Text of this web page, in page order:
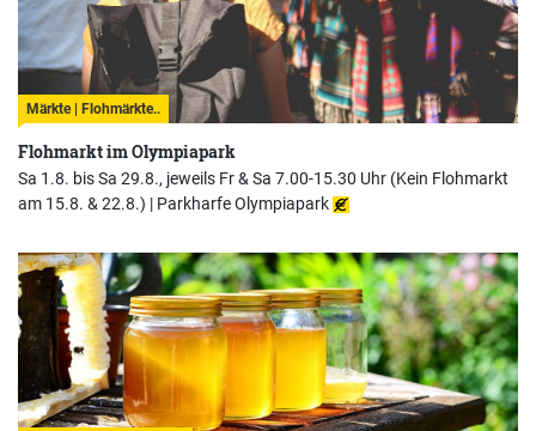
Märkte | Flohmärkte..
Flohmarkt im Olympiapark
Sa 1.8. bis Sa 29.8., jeweils Fr & Sa 7.00-15.30 Uhr (Kein Flohmarkt
am 15.8. & 22.8.) | Parkharfe Olympiapark